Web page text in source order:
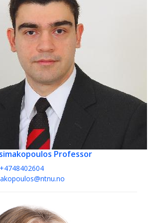
Professor
+4748402604